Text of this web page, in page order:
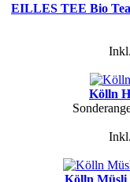
EILLES TEE Bio Tea
Kölln
Kölln Müsli